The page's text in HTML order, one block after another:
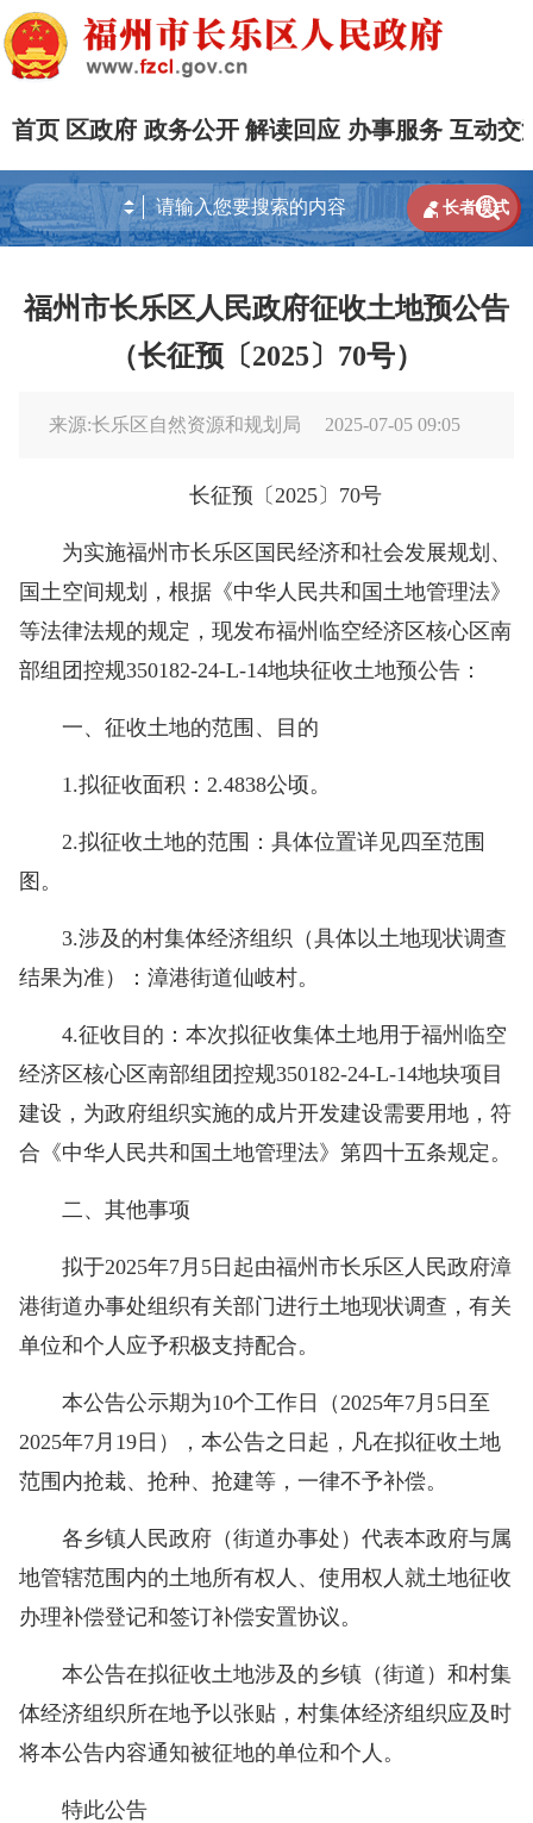
首页 区政府 政务公开 解读回应 办事服务 互动交

 长者模式
福州市长乐区人民政府征收土地预公告
（长征预〔2025〕70号）
来源:长乐区自然资源和规划局 2025-07-05 09:05
长征预〔2025〕70号
为实施福州市长乐区国民经济和社会发展规划、
国土空间规划，根据《中华人民共和国土地管理法》
等法律法规的规定，现发布福州临空经济区核心区南
部组团控规350182-24-L-14地块征收土地预公告：
一、征收土地的范围、目的
1.拟征收面积：2.4838公顷。
2.拟征收土地的范围：具体位置详见四至范围
图。
3.涉及的村集体经济组织（具体以土地现状调查
结果为准）：漳港街道仙岐村。
4.征收目的：本次拟征收集体土地用于福州临空
经济区核心区南部组团控规350182-24-L-14地块项目
建设，为政府组织实施的成片开发建设需要用地，符
合《中华人民共和国土地管理法》第四十五条规定。
二、其他事项
拟于2025年7月5日起由福州市长乐区人民政府漳
港街道办事处组织有关部门进行土地现状调查，有关
单位和个人应予积极支持配合。
本公告公示期为10个工作日（2025年7月5日至
2025年7月19日），本公告之日起，凡在拟征收土地
范围内抢栽、抢种、抢建等，一律不予补偿。
各乡镇人民政府（街道办事处）代表本政府与属
地管辖范围内的土地所有权人、使用权人就土地征收
办理补偿登记和签订补偿安置协议。
本公告在拟征收土地涉及的乡镇（街道）和村集
体经济组织所在地予以张贴，村集体经济组织应及时
将本公告内容通知被征地的单位和个人。
特此公告